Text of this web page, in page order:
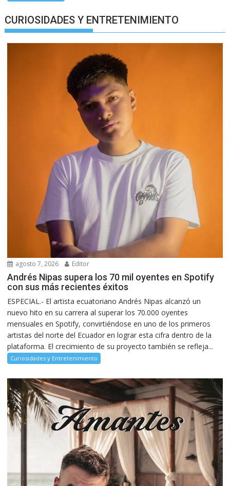
CURIOSIDADES Y ENTRETENIMIENTO
agosto 7, 2026 Editor
Andrés Nipas supera los 70 mil oyentes en Spotify
con sus más recientes éxitos
ESPECIAL.- El artista ecuatoriano Andrés Nipas alcanzó un
nuevo hito en su carrera al superar los 70.000 oyentes
mensuales en Spotify, convirtiéndose en uno de los primeros
artistas del norte del Ecuador en lograr esta cifra dentro de la
plataforma. El crecimiento de su proyecto también se refleja...
Curiosidades y Entretenimiento